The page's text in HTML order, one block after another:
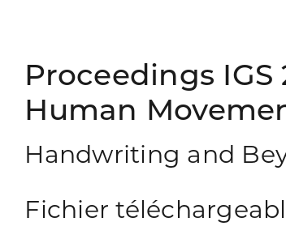
Proceedings
Human
Handwriting and
Fichier